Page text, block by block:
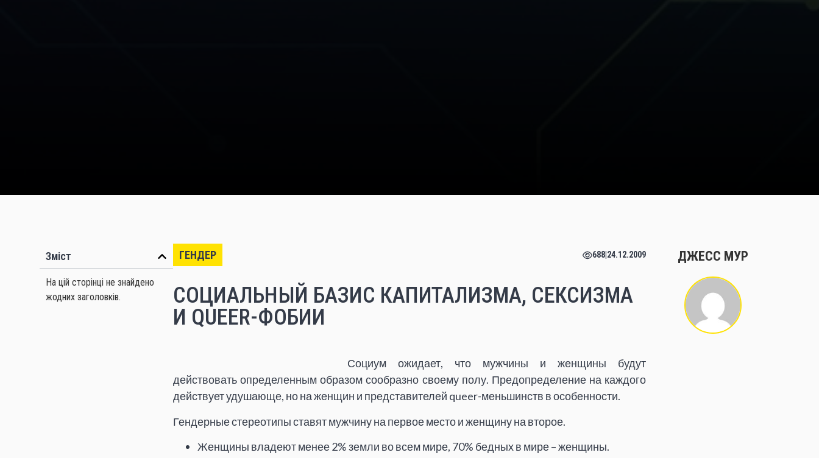
Зміст
На цій сторінці не знайдено
жодних заголовків.
ГЕНДЕР 688 24.12.2009
СОЦИАЛЬНЫЙ БАЗИС КАПИТАЛИЗМА, СЕКСИЗМА
И QUEER-ФОБИИ
Социум ожидает, что мужчины и женщины будут
действовать определенным образом сообразно своему полу. Предопределение на каждого
действует удушающе, но на женщин и представителей queer-меньшинств в особенности.
Гендерные стереотипы ставят мужчину на первое место и женщину на второе.
Женщины владеют менее 2% земли во всем мире, 70% бедных в мире – женщины.
ДЖЕСС МУР